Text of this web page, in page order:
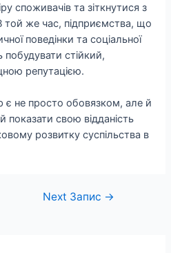
споживачів та зіткнутися з
той же час, підприємства, що
поведінки та соціальної
побудувати стійкий,
репутацією.
є не просто обовязком, але й
свою відданість
розвитку суспільства в
Next Запис →